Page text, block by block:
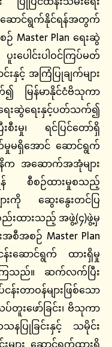
ဆောင်ရွက်နိုင်ရန်အတွက်
Plan ရေးဆွဲ
ါင်းပါဝင်ကြပ်မတ်
းနှင့် အကြံပြုချက်များ
မြန်မာနိုင်ငံဗိသုကာ
ေးဆွဲရေးနှင့်ပတ်သက်၍
းမှု၊ ရင်ပြင်တော်ရှိ
မှုမရှိအောင် ဆောင်ရွက်
နိက အဆောက်အအုံများ
န် စီစဉ်ထားမှုစသည့်
ားကို ဆွေးနွေးတင်ပြ
းထားသည့် အဖွဲ့(၄)ဖွဲ့မှ
အစဉ် Master Plan
ဆောင်ရွက် ထားရှိမှု
ြသည်။ ဆက်လက်ပြီး
ာဝန်များဖြစ်သော
းဖော်ခြင်း၊ ဗိသုကာ
နပြုခြင်းနှင့် သမိုင်း